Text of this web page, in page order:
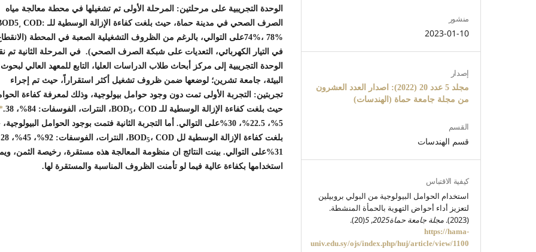
الوحدة التجريبية على مرحلتين: المرحلة الأولى تم تشغيلها في محطة معالجة مياه
الصرف الصحي في مدينة حماة، حيث بلغت كفاءة الإزالة الوسطية للـ BOD5
، COD:
74%، 78%على التوالي، بالرغم من الظروف التشغيلية الصعبة في المحطة
في التيار الكهربائي، التعديات على شبكة الصرف الصحي). في المرحلة الثانية تم
الوحدة التجريبية إلى مركز أبحاث طلاب الدراسات العليا، التابع للمعهد العالي لبحوث
البيئة، جامعة تشرين؛ لوضعها ضمن ظروف تشغيل أكثر استقراراً، حيث تم إجراء
تجربتين: التجربة الأولى تمت دون وجود حوامل بيولوجية، وذلك لمعرفة كفاءة
حيث بلغت كفاءة الإزالة الوسطية للـ BOD
5، COD، النترات، الفوسفات: 84%، 38.
5%، 22.5%، 30%على التوالي. أما التجربة الثانية فتمت بوجود الحوامل
بلغت كفاءة الإزالة الوسطية لل BOD
5
31%على التوالي. بينت النتائج ان منظومة المعالجة هذه مستقرة، رخيصة الثمن،
استخدامها بكفاءة عالية فيما لو تأمنت الظروف المناسبة والمستقرة لها.
منشور
2023-01-10
إصدار
مجلد 5 عدد 20 (2022): اصدار العدد العشرون
من مجلة جامعة حماة (الهندسات)
القسم
قسم الهندسات
كيفية الاقتباس
استخدام الحوامل البيولوجية من البولي بروبيلين
لتعزيز أداء أحواض التهوية بالحمأة المنشطة.
(2023).
مجلة جامعة حماة2025 ,
5
(20).
https://hama-
univ.edu.sy/ojs/index.php/huj/article/view/1100